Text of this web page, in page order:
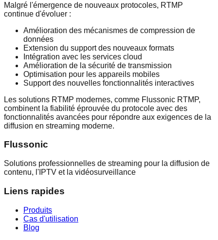
Malgré l'émergence de nouveaux protocoles, RTMP
continue d'évoluer :
Amélioration des mécanismes de compression de
données
Extension du support des nouveaux formats
Intégration avec les services cloud
Amélioration de la sécurité de transmission
Optimisation pour les appareils mobiles
Support des nouvelles fonctionnalités interactives
Les solutions RTMP modernes, comme Flussonic RTMP,
combinent la fiabilité éprouvée du protocole avec des
fonctionnalités avancées pour répondre aux exigences de la
diffusion en streaming moderne.
Flussonic
Solutions professionnelles de streaming pour la diffusion de
contenu, l'IPTV et la vidéosurveillance
Liens rapides
Produits
Cas d'utilisation
Blog